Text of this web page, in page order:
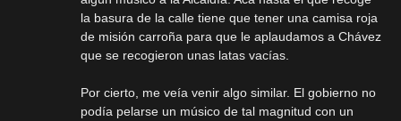
la basura de la calle tiene que tener una camisa roja
de misión carroña para que le aplaudamos a Chávez
que se recogieron unas latas vacías.
Por cierto, me veía venir algo similar. El gobierno no
podía pelarse un músico de tal magnitud con un